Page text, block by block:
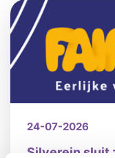
24-07-2026
Silverein sluit